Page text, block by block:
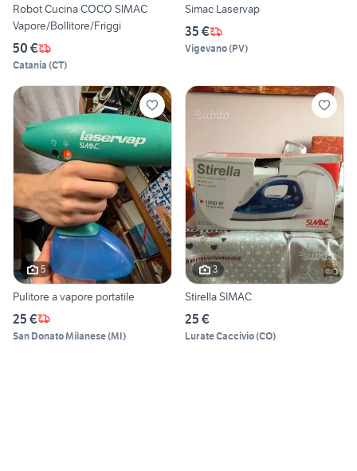
Robot Cucina COCO SIMAC
Vapore/Bollitore/Friggi
50 €
Catania (CT)
Simac Laservap
35 €
Vigevano(PV)
5
Pulitore a vapore portatile
25 €
San Donato Milanese(MI)
3
Stirella SIMAC
25 €
Lurate Caccivio(CO)